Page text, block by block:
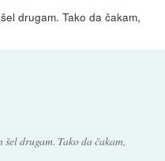
drugam. Tako da čakam,
drugam. Tako da čakam,